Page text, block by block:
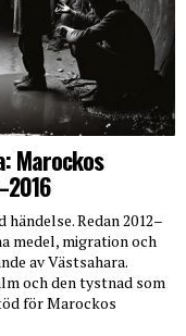
Marockos
händelse. Redan 2012–
medel, migration och
av Västsahara.
och den tystnad som
för Marockos